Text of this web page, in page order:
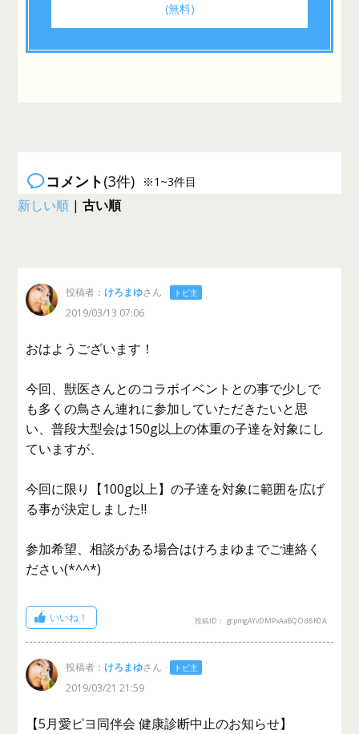
(無料)
コメント(3件) ※1~3件目
新しい順 |古い順
投稿者： けろまゆさん トピ主
2019/03/13 07:06
おはようございます！
今回、獣医さんとのコラボイベントとの事で少しで
も多くの鳥さん連れに参加していただきたいと思
い、普段大型会は150g以上の体重の子達を対象にし
ていますが、
今回に限り【100g以上】の子達を対象に範囲を広げ
る事が決定しました‼️
参加希望、相談がある場合はけろまゆまでご連絡く
ださい(*^^*)
いいね！ 投稿ID： gcpmgAYvDMPxAaBQOd8K0A
投稿者： けろまゆさん トピ主
2019/03/21 21:59
【5月愛ピヨ同伴会 健康診断中止のお知らせ】